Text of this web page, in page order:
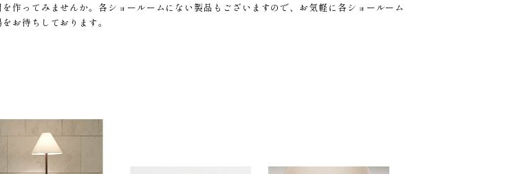
作ってみませんか。各ショールームにない製品もございますので、お気軽に各ショールーム
お待ちしております。